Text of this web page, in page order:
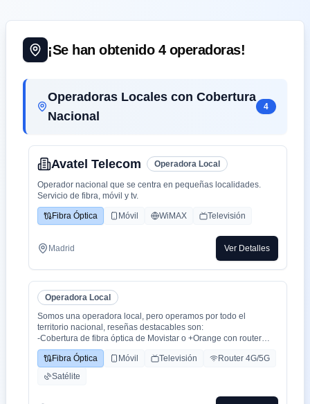
¡Se han obtenido 4operadoras!
Operadoras Locales con Cobertura
Nacional
4
Avatel Telecom Operadora Local
Operador nacional que se centra en pequeñas localidades.
Servicio de fibra, móvil y tv.
Fibra Óptica Móvil WiMAX Televisión
Madrid Ver Detalles
Operadora Local
Somos una operadora local, pero operamos por todo el
territorio nacional, reseñas destacables son:
-Cobertura de fibra óptica de Movistar o +Orange con router
WiFi 6.
-Cobertura movil con triple cobertura Orange, Yoigo y Movistar
-TV con todo el deporte o con toda la plataformas de cine y
series como Netflix, HBO, Amazon Prime, Apple TV, Disney+
Fibra Óptica Móvil Televisión
Router 4G/5G
Satélite